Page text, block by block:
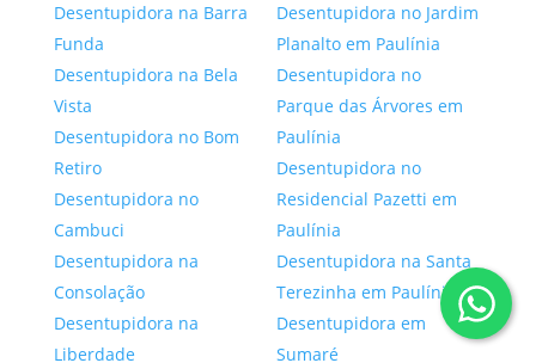
Desentupidora na Barra
Funda
Desentupidora na Bela
Vista
Desentupidora no Bom
Retiro
Desentupidora no
Cambuci
Desentupidora na
Consolação
Desentupidora na
Liberdade
Desentupidora no Jardim
Planalto em Paulínia
Desentupidora no
Parque das Árvores em
Paulínia
Desentupidora no
Residencial Pazetti em
Paulínia
Desentupidora na Santa
Terezinha em Paulínia
Desentupidora em
Sumaré